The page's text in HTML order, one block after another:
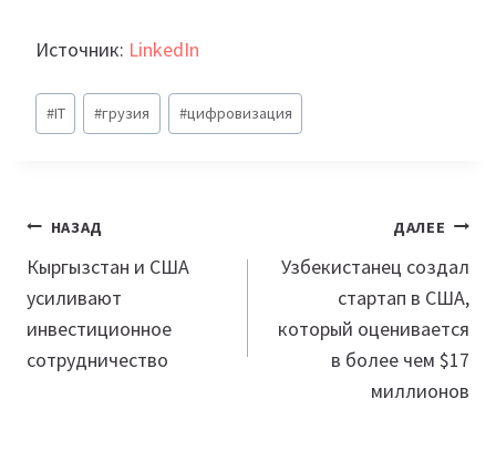
Источник: LinkedIn
Метки
записи:
#IT #грузия #цифровизация
Навигация
по
записям
НАЗАД
Кыргызстан и США
усиливают
инвестиционное
сотрудничество
ДАЛЕЕ
Узбекистанец создал
стартап в США,
который оценивается
в более чем $17
миллионов